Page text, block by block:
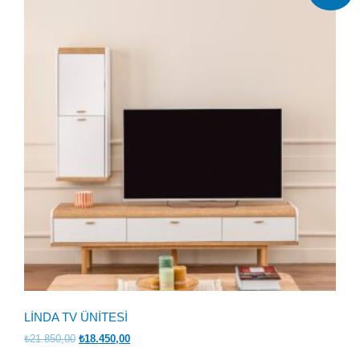
LİNDA TV ÜNİTESİ
₺21.850,00 Orijinal
₺18.450,00Şu